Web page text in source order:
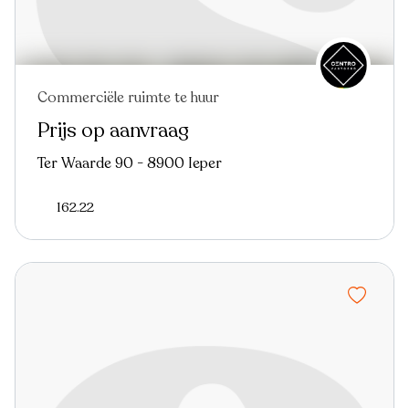
Commerciële ruimte te huur
Prijs op aanvraag
Ter Waarde 90 - 8900 Ieper
162.22